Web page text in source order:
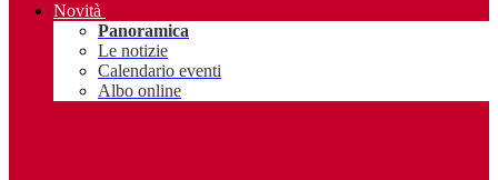
Novità
Panoramica
Le notizie
Calendario eventi
Albo online